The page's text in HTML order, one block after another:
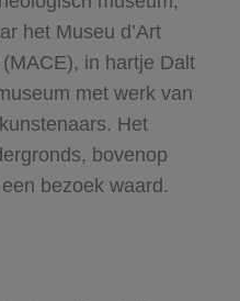
het Museu d’Art
in hartje Dalt
met werk van
Het
bovenop
bezoek waard.